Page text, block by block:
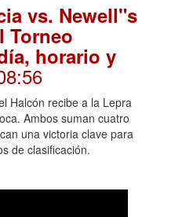
vs. Newell"s
Torneo
horario y
Halcón recibe a la Lepra
Ambos suman cuatro
una victoria clave para
de clasificación.